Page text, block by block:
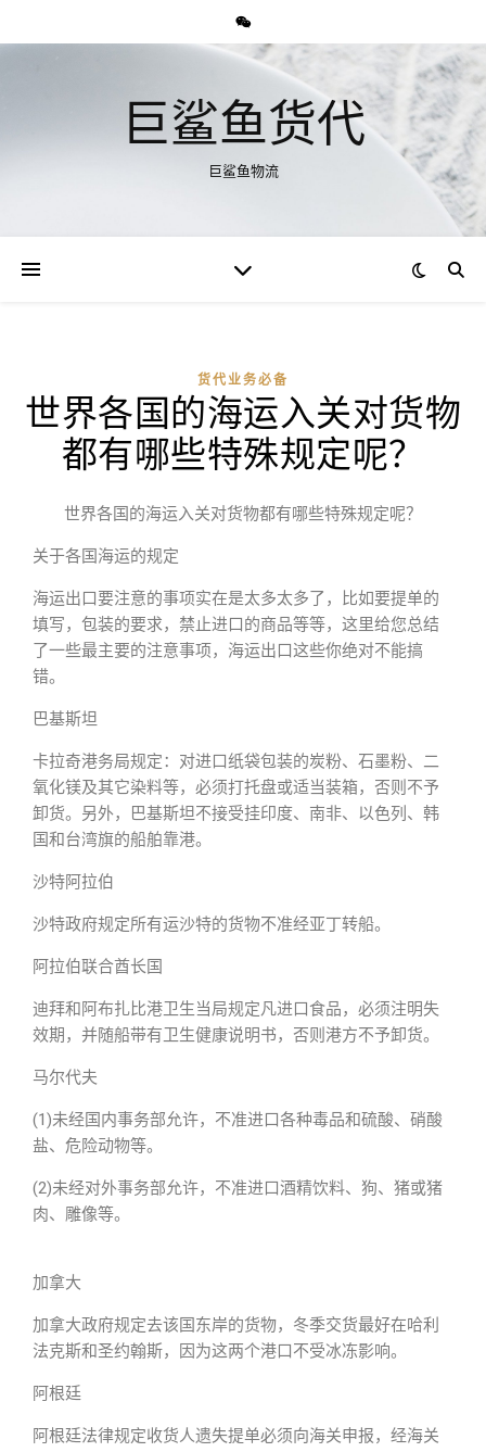
巨鲨鱼货代
巨鲨鱼物流
货代业务必备
世界各国的海运入关对货物
都有哪些特殊规定呢？
世界各国的海运入关对货物都有哪些特殊规定呢？
关于各国海运的规定
海运出口要注意的事项实在是太多太多了，比如要提单的
填写，包装的要求，禁止进口的商品等等，这里给您总结
了一些最主要的注意事项，海运出口这些你绝对不能搞
错。
巴基斯坦
卡拉奇港务局规定：对进口纸袋包装的炭粉、石墨粉、二
氧化镁及其它染料等，必须打托盘或适当装箱，否则不予
卸货。另外，巴基斯坦不接受挂印度、南非、以色列、韩
国和台湾旗的船舶靠港。
沙特阿拉伯
沙特政府规定所有运沙特的货物不准经亚丁转船。
阿拉伯联合酋长国
迪拜和阿布扎比港卫生当局规定凡进口食品，必须注明失
效期，并随船带有卫生健康说明书，否则港方不予卸货。
马尔代夫
(1)未经国内事务部允许，不准进口各种毒品和硫酸、硝酸
盐、危险动物等。
(2)未经对外事务部允许，不准进口酒精饮料、狗、猪或猪
肉、雕像等。
加拿大
加拿大政府规定去该国东岸的货物，冬季交货最好在哈利
法克斯和圣约翰斯，因为这两个港口不受冰冻影响。
阿根廷
阿根廷法律规定收货人遗失提单必须向海关申报，经海关